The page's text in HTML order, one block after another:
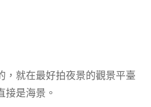
，就在最好拍夜景的觀景平臺
接是海景。